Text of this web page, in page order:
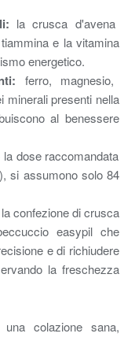
la crusca d'avena
e la vitamina
energetico.
ferro, magnesio,
minerali presenti nella
al benessere
dose raccomandata
si assumono solo 84
la confezione di crusca
easypil che
e di richiudere
la freschezza
colazione sana,